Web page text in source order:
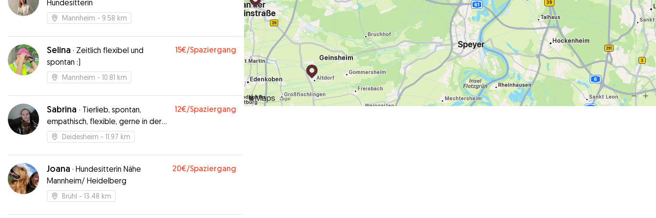
Hundesitterin
Mannheim - 9.58 km
Selina · Zeitlich flexibel und
spontan :)
15€/Spaziergang
Mannheim - 10.81 km
Sabrina · Tierlieb, spontan,
empathisch, flexible, gerne in der
Natur draußen
12€/Spaziergang
Deidesheim - 11.97 km
Joana · Hundesitterin Nähe
Mannheim/ Heidelberg
20€/Spaziergang
Brühl - 13.48 km